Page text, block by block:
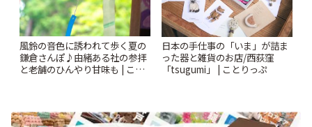
風鈴の音色に誘われて歩く夏の
鎌倉さんぽ♪由緒ある社の参拝
と老舗のひんやり甘味も | こと
日本の手仕事の「いま」が詰ま
った器と雑貨のお店/西荻窪
「tsugumi」 | ことりっぷ